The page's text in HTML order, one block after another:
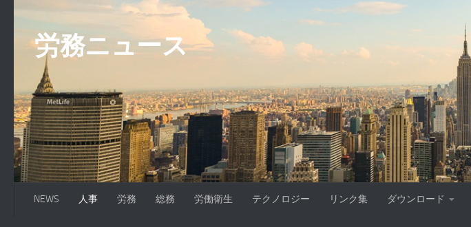
労務ニュース
NEWS 人事 労務 総務 労働衛生 テクノロジー リンク集 ダウンロード